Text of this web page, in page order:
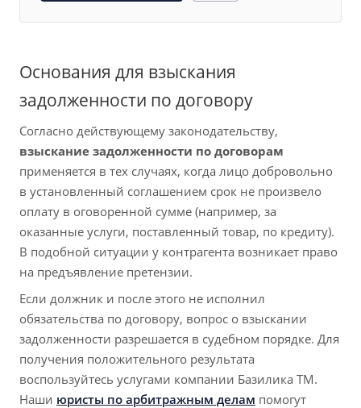
Основания для взыскания
задолженности по договору
Согласно действующему законодательству,
взыскание задолженности по договорам
применяется в тех случаях, когда лицо добровольно
в установленный соглашением срок не произвело
оплату в оговоренной сумме (например, за
оказанные услуги, поставленный товар, по кредиту).
В подобной ситуации у контрагента возникает право
на предъявление претензии.
Если должник и после этого не исполнил
обязательства по договору, вопрос о взыскании
задолженности разрешается в судебном порядке. Для
получения положительного результата
воспользуйтесь услугами компании Базилика ТМ.
Наши юристы по арбитражным делам помогут